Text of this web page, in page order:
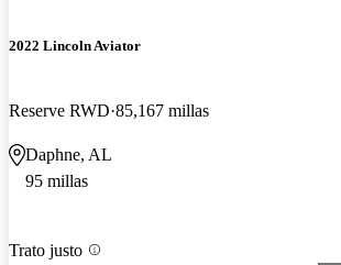
2022 Lincoln Aviator
Reserve RWD 85,167 millas
Daphne, AL
95 millas
Trato justo